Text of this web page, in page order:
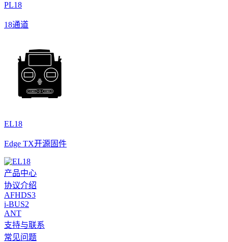
PL18
18通道
EL18
Edge TX开源固件
产品中心
协议介绍
AFHDS3
i-BUS2
ANT
支持与联系
常见问题